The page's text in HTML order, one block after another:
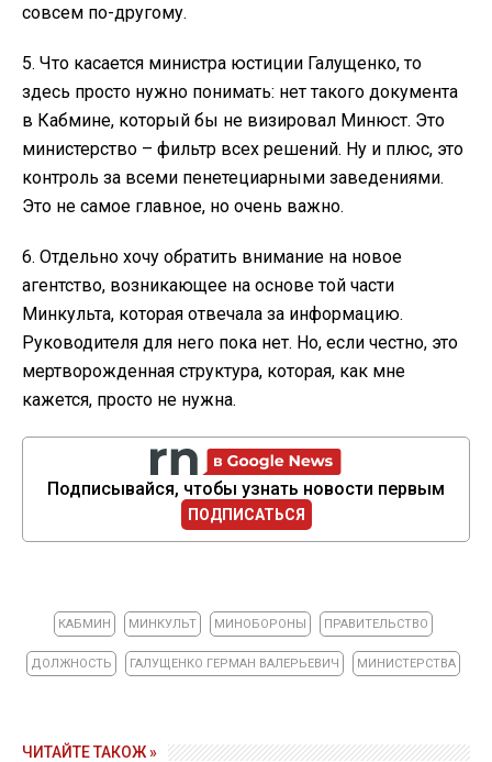
совсем по-другому.
5. Что касается министра юстиции Галущенко, то
здесь просто нужно понимать: нет такого документа
в Кабмине, который бы не визировал Минюст. Это
министерство – фильтр всех решений. Ну и плюс, это
контроль за всеми пенетециарными заведениями.
Это не самое главное, но очень важно.
6. Отдельно хочу обратить внимание на новое
агентство, возникающее на основе той части
Минкульта, которая отвечала за информацию.
Руководителя для него пока нет. Но, если честно, это
мертворожденная структура, которая, как мне
кажется, просто не нужна.
Подписывайся, чтобы узнать новости первым
ПОДПИСАТЬСЯ
КАБМИН МИНКУЛЬТ МИНОБОРОНЫ ПРАВИТЕЛЬСТВО
ДОЛЖНОСТЬ ГАЛУЩЕНКО ГЕРМАН ВАЛЕРЬЕВИЧ МИНИСТЕРСТВА
ЧИТАЙТЕ ТАКОЖ »